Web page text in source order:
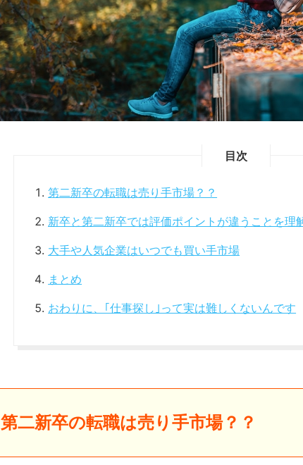
目次
第二新卒の転職は売り手市場？？
新卒と第二新卒では評価ポイントが違うことを理
大手や人気企業はいつでも買い手市場
まとめ
おわりに、｢仕事探し｣って実は難しくないんです
第二新卒の転職は売り手市場？？